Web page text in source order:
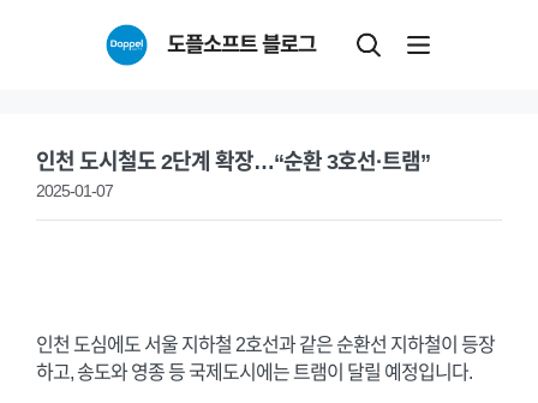
도플소프트 블로그
인천 도시철도 2단계 확장…“순환 3호선·트램”
2025-01-07
인천 도심에도 서울 지하철 2호선과 같은 순환선 지하철이 등장
하고, 송도와 영종 등 국제도시에는 트램이 달릴 예정입니다.